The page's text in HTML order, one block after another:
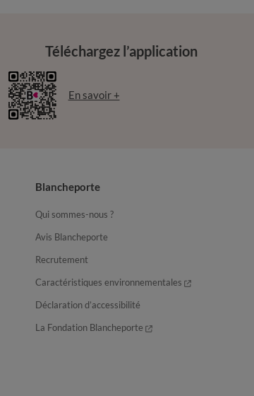
Téléchargez l’application
En savoir +
Blancheporte
Qui sommes-nous ?
Avis Blancheporte
Recrutement
Caractéristiques environnementales
Déclaration d’accessibilité
La Fondation Blancheporte